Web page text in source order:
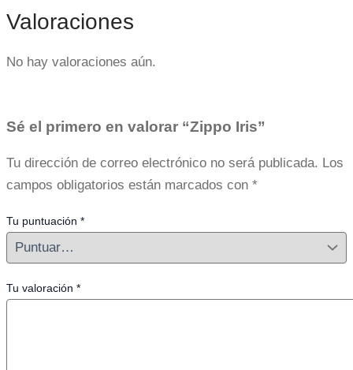
Valoraciones
No hay valoraciones aún.
Sé el primero en valorar “Zippo Iris”
Tu dirección de correo electrónico no será publicada. Los
campos obligatorios están marcados con *
Tu puntuación *
Tu valoración *